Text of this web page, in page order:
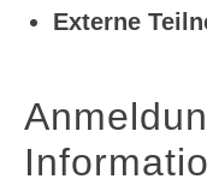
Externe